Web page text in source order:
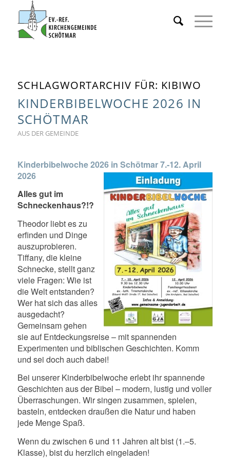
SCHLAGWORTARCHIV FÜR: KIBIWO
KINDERBIBELWOCHE 2026 IN
SCHÖTMAR
AUS DER GEMEINDE
Kinderbibelwoche 2026 in Schötmar7.-12. April
2026
Alles gut im
Schneckenhaus?!?
Theodor liebt es zu
erfinden und Dinge
auszuprobieren.
Tiffany, die kleine
Schnecke, stellt ganz
viele Fragen: Wie ist
die Welt entstanden?
Wer hat sich das alles
ausgedacht?
Gemeinsam gehen
sie auf Entdeckungsreise – mit spannenden
Experimenten und biblischen Geschichten. Komm
und sei doch auch dabei!
Bei unserer Kinderbibelwoche erlebt ihr spannende
Geschichten aus der Bibel – modern, lustig und voller
Überraschungen. Wir singen zusammen, spielen,
basteln, entdecken draußen die Natur und haben
jede Menge Spaß.
Wenn du zwischen 6 und 11 Jahren alt bist (1.–5.
Klasse), bist du herzlich eingeladen!